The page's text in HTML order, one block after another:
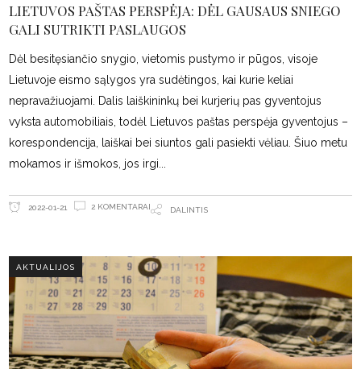
LIETUVOS PAŠTAS PERSPĖJA: DĖL GAUSAUS SNIEGO
GALI SUTRIKTI PASLAUGOS
Dėl besitęsiančio snygio, vietomis pustymo ir pūgos, visoje
Lietuvoje eismo sąlygos yra sudėtingos, kai kurie keliai
nepravažiuojami. Dalis laiškininkų bei kurjerių pas gyventojus
vyksta automobiliais, todėl Lietuvos paštas perspėja gyventojus –
korespondencija, laiškai bei siuntos gali pasiekti vėliau. Šiuo metu
mokamos ir išmokos, jos irgi
2022-01-21 2 KOMENTARAI DALINTIS
AKTUALIJOS